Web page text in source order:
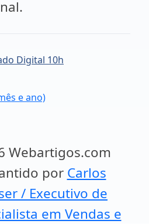
Digital 10h
e ano)
Webartigos.com
por Carlos
/ Executivo de
em Vendas e